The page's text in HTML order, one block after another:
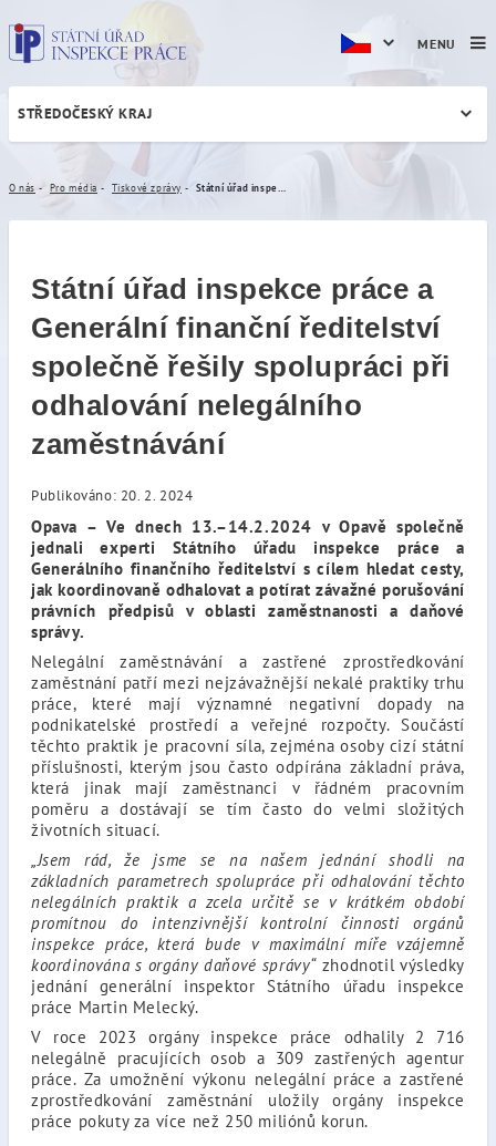
Státní úřad inspekce práce
STŘEDOČESKÝ KRAJ
O nás Pro média Tiskové zprávy
Státní úřad inspekce práce a
Generální finanční ředitelství
společně řešily spolupráci při
odhalování nelegálního
zaměstnávání
Publikováno: 20. 2. 2024
Opava – Ve dnech 13.–14.2.2024 v Opavě společně
jednali experti Státního úřadu inspekce práce a
Generálního finančního ředitelství s cílem hledat cesty,
jak koordinovaně odhalovat a potírat závažné porušování
právních předpisů v oblasti zaměstnanosti a daňové
správy.
Nelegální zaměstnávání a zastřené zprostředkování
zaměstnání patří mezi nejzávažnější nekalé praktiky trhu
práce, které mají významné negativní dopady na
podnikatelské prostředí a veřejné rozpočty. Součástí
těchto praktik je pracovní síla, zejména osoby cizí státní
příslušnosti, kterým jsou často odpírána základní práva,
která jinak mají zaměstnanci v řádném pracovním
poměru a dostávají se tím často do velmi složitých
životních situací.
„Jsem rád, že jsme se na našem jednání shodli na
základních parametrech spolupráce při odhalování těchto
nelegálních praktik a zcela určitě se v krátkém období
promítnou do intenzivnější kontrolní činnosti orgánů
inspekce práce, která bude v maximální míře vzájemně
koordinována s orgány daňové správy“zhodnotil výsledky
jednání generální inspektor Státního úřadu inspekce
práce Martin Melecký.
V roce 2023 orgány inspekce práce odhalily 2 716
nelegálně pracujících osob a 309 zastřených agentur
práce. Za umožnění výkonu nelegální práce a zastřené
zprostředkování zaměstnání uložily orgány inspekce
práce pokuty za více než 250 miliónů korun.
MENU